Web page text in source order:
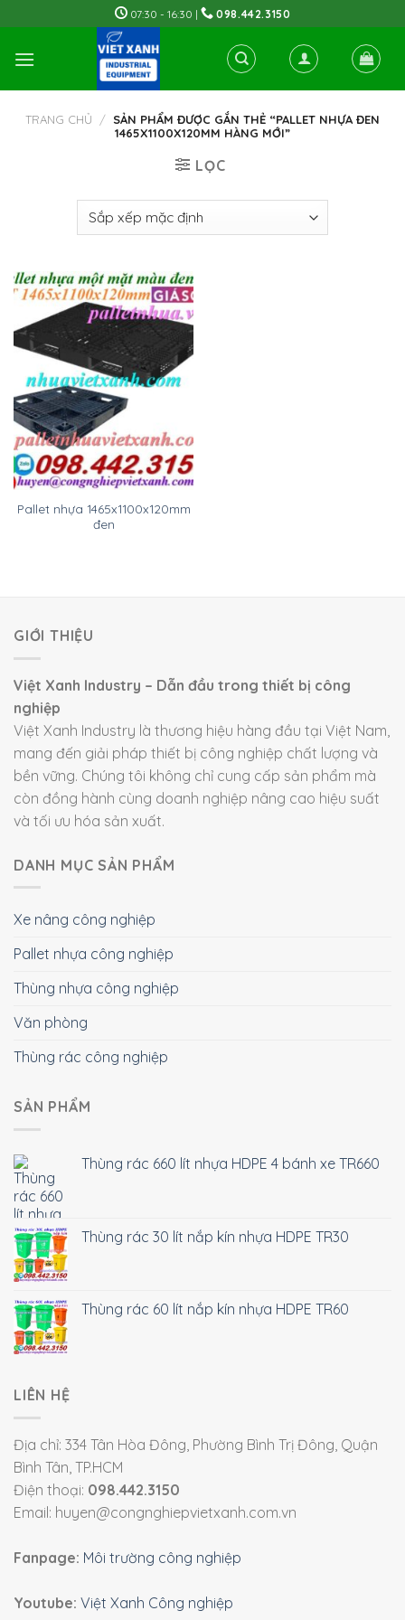
to
content
07:30 - 16:30 | 098.442.3150
TRANG CHỦ / SẢN PHẨM ĐƯỢC GẮN THẺ “PALLET NHỰA ĐEN
1465X1100X120MM HÀNG MỚI”
LỌC
Pallet nhựa 1465x1100x120mm
đen
GIỚI THIỆU
Việt Xanh Industry – Dẫn đầu trong thiết bị công
nghiệp
Việt Xanh Industry là thương hiệu hàng đầu tại Việt Nam,
mang đến giải pháp thiết bị công nghiệp chất lượng và
bền vững. Chúng tôi không chỉ cung cấp sản phẩm mà
còn đồng hành cùng doanh nghiệp nâng cao hiệu suất
và tối ưu hóa sản xuất.
DANH MỤC SẢN PHẨM
Xe nâng công nghiệp
Pallet nhựa công nghiệp
Thùng nhựa công nghiệp
Văn phòng
Thùng rác công nghiệp
SẢN PHẨM
Thùng rác 660 lít nhựa HDPE 4 bánh xe TR660
Thùng rác 30 lít nắp kín nhựa HDPE TR30
Thùng rác 60 lít nắp kín nhựa HDPE TR60
LIÊN HỆ
Địa chỉ: 334 Tân Hòa Đông, Phường Bình Trị Đông, Quận
Bình Tân, TP.HCM
Điện thoại: 098.442.3150
Email: huyen@congnghiepvietxanh.com.vn
Fanpage: Môi trường công nghiệp
Youtube: Việt Xanh Công nghiệp